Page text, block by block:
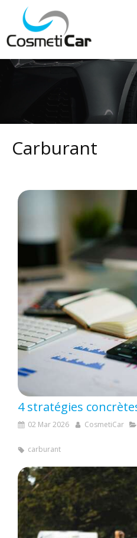
Carburant
02 Mar 2026 CosmetiCar
carburant